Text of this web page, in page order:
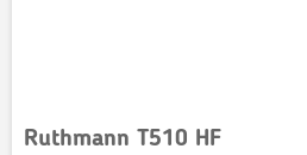
Ruthmann T510 HF